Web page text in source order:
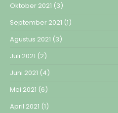
Oktober 2021 (3)
September 2021 (1)
Agustus 2021 (3)
Juli 2021 (2)
Juni 2021 (4)
Mei 2021 (6)
April 2021 (1)